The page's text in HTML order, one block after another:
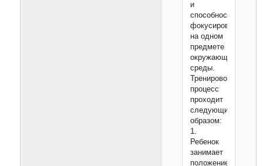
и
способности
фокусироваться
на одном
предмете
окружающей
среды.
Тренировочный
процесс
проходит
следующим
образом:
1.
Ребенок
занимает
положение